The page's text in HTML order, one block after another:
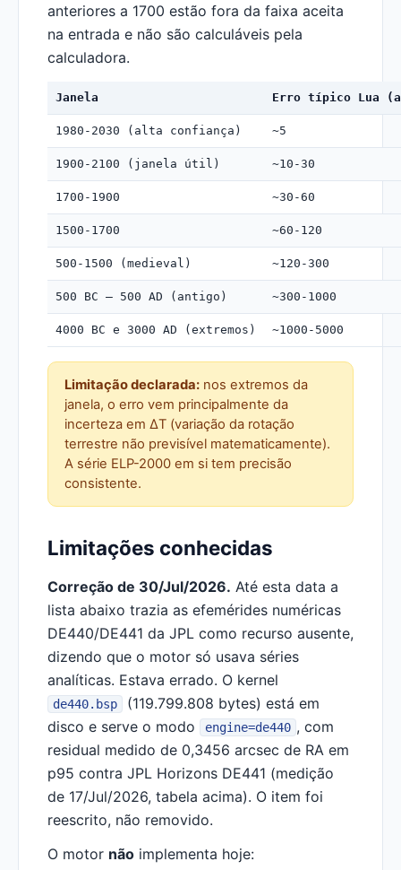
anteriores a 1700 estão fora da faixa aceita
na entrada e não são calculáveis pela
calculadora.
Janela Erro típico Lua
1980-2030 (alta confiança) ~5
1900-2100 (janela útil) ~10-30
1700-1900 ~30-60
1500-1700 ~60-120
500-1500 (medieval) ~120-300
500 BC – 500 AD (antigo) ~300-1000
4000 BC e 3000 AD (extremos) ~1000-5000
Limitação declarada: nos extremos da
janela, o erro vem principalmente da
incerteza em ΔT (variação da rotação
terrestre não previsível matematicamente).
A série ELP-2000 em si tem precisão
consistente.
Limitações conhecidas
Correção de 30/Jul/2026. Até esta data a
lista abaixo trazia as efemérides numéricas
DE440/DE441 da JPL como recurso ausente,
dizendo que o motor só usava séries
analíticas. Estava errado. O kernel
de440.bsp
(119.799.808 bytes) está em
disco e serve o modo
engine=de440 , com
residual medido de 0,3456 arcsec de RA em
p95 contra JPL Horizons DE441 (medição
de 17/Jul/2026, tabela acima). O item foi
reescrito, não removido.
O motor não implementa hoje: